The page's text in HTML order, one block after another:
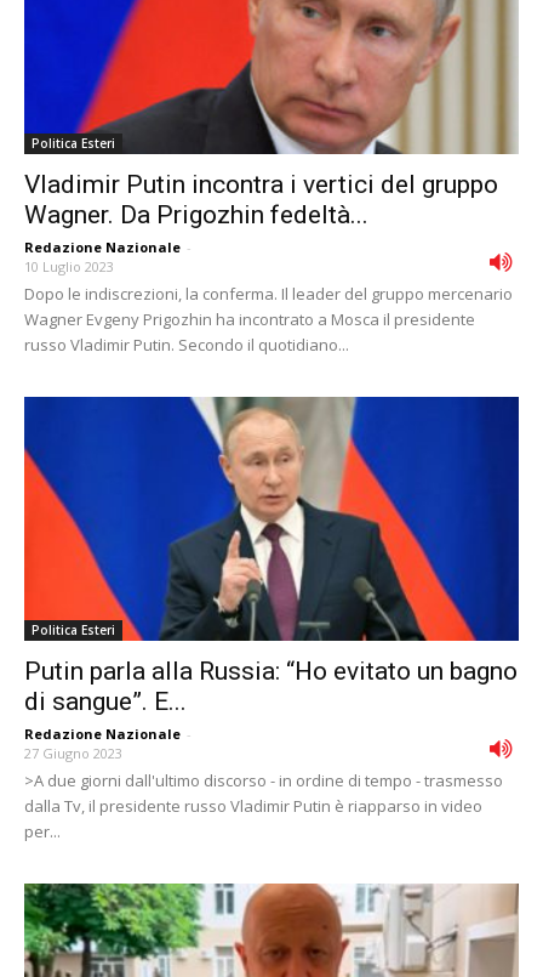
Politica Esteri
Vladimir Putin incontra i vertici del gruppo
Wagner. Da Prigozhin fedeltà...
Redazione Nazionale -
10 Luglio 2023
Dopo le indiscrezioni, la conferma. Il leader del gruppo mercenario
Wagner Evgeny Prigozhin ha incontrato a Mosca il presidente
russo Vladimir Putin. Secondo il quotidiano...
Politica Esteri
Putin parla alla Russia: “Ho evitato un bagno
di sangue”. E...
Redazione Nazionale -
27 Giugno 2023
>A due giorni dall'ultimo discorso - in ordine di tempo - trasmesso
dalla Tv, il presidente russo Vladimir Putin è riapparso in video
per...